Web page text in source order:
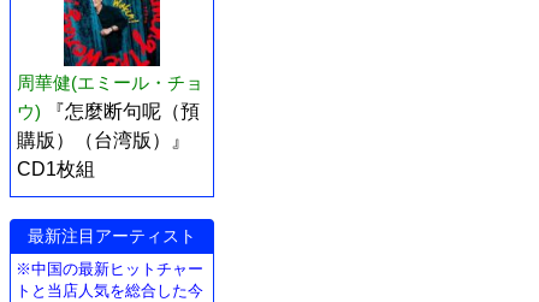
周華健(エミール・チョ
ウ)
『怎麼断句呢（預
購版）（台湾版）』
CD1枚組
最新注目アーティスト
※中国の最新ヒットチャー
トと当店人気を総合した今